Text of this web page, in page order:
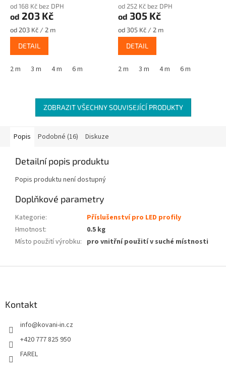
od 168 Kč bez DPH
od 203 Kč
Měrná
cena:
od 203 Kč / 2 m
DETAIL
2 m 3 m 4 m 6 m
od 252 Kč bez DPH
od 305 Kč
Měrná
cena:
od 305 Kč / 2 m
DETAIL
2 m 3 m 4 m 6 m
ZOBRAZIT VŠECHNY SOUVISEJÍCÍ PRODUKTY
Popis Podobné (16) Diskuze
Detailní popis produktu
Popis produktu není dostupný
Doplňkové parametry
Kategorie:
Příslušenství pro LED profily
Hmotnost:
0.5 kg
Místo použití výrobku: pro vnitřní použití v suché místnosti
Kontakt
info@kovani-in.cz
+420 777 825 950
FAREL